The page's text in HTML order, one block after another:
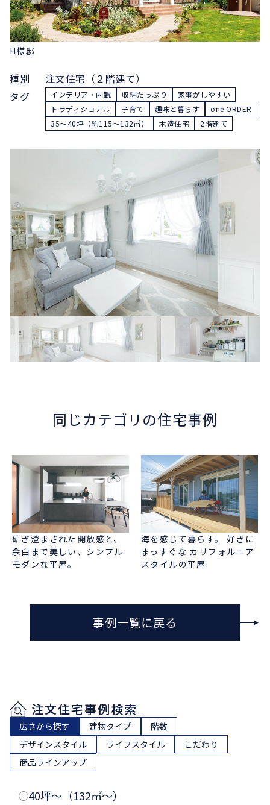
注文住宅事例検索
広さから探す 建物タイプ
階数
デザインスタイル
ライフスタイル
こだわり
商品ラインアップ
40坪〜（132㎡〜）
H様邸
種別
注文住宅（２階建て）
タグ
インテリア・内観 収納たっぷり
家事がしやすい
トラディショナル
子育て 趣味と暮らす
one ORDER
35〜40坪（約115〜132㎡）
木造住宅 2階建て
同じカテゴリの住宅事例
研ぎ澄まされた開放感と、
余白まで美しい、シンプル
モダンな平屋。
海を感じて暮らす。 好きに
まっすぐな カリフォルニア
スタイルの平屋
事例一覧に戻る